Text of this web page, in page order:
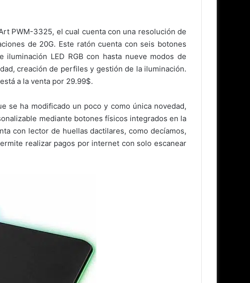
PWM-3325, el cual cuenta con una resolución de
de 20G. Este ratón cuenta con seis botones
LED RGB con hasta nueve modos de
creación de perfiles y gestión de la iluminación.
a la venta por 29.99$.
se ha modificado un poco y como única novedad,
mediante botones físicos integrados en la
con lector de huellas dactilares, como decíamos,
realizar pagos por internet con solo escanear